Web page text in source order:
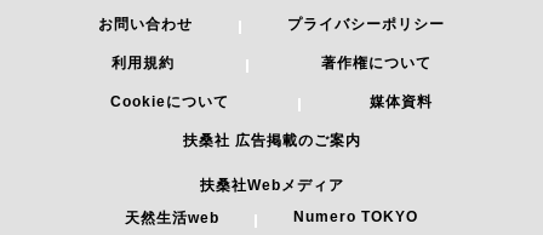
お問い合わせ プライバシーポリシー
利用規約 著作権について
Cookieについて 媒体資料
扶桑社 広告掲載のご案内
扶桑社Webメディア
天然生活web
Numero TOKYO